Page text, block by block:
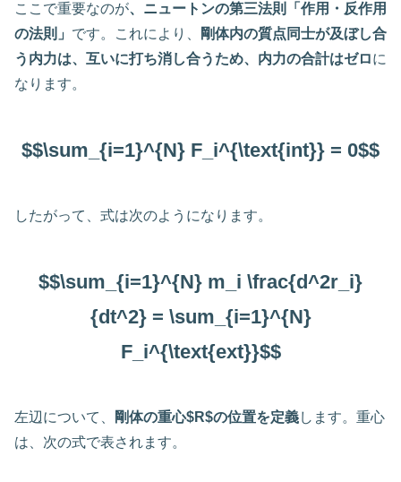
ここで重要なのが、ニュートンの第三法則「作用・反作用
の法則」 です。これにより、
剛体内の質点同士が及ぼし合
う内力は、互いに打ち消し合うため、内力の合計はゼロに
なります。
$$\sum_{i=1}^{N} F_i^{\text{int}} = 0$$
したがって、式は次のようになります。
$$\sum_{i=1}^{N} m_i \frac{d^2r_i}
{dt^2} = \sum_{i=1}^{N}
F_i^{\text{ext}}$$
左辺について、 剛体の重心$R$の位置を定義します。重心
は、次の式で表されます。